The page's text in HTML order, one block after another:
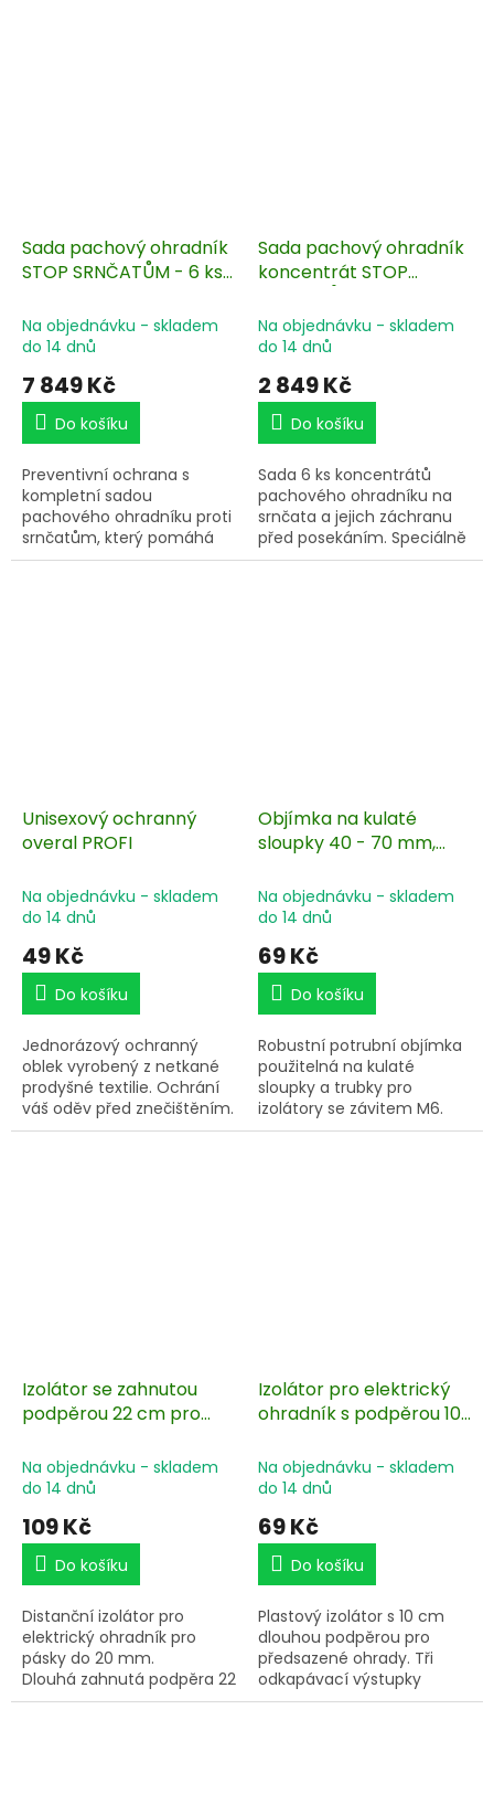
Sada pachový ohradník
STOP SRNČATŮM - 6 ks
nosičů pachového
ohradníku
Na objednávku - skladem
do 14 dnů
7 849 Kč
Do košíku
Preventivní ochrana s
kompletní sadou
pachového ohradníku proti
srnčatům, který pomáhá
zabránit kladení srnčat do
Sada pachový ohradník
koncentrát STOP
Na objednávku - skladem
do 14 dnů
2 849 Kč
Do košíku
Sada 6 ks koncentrátů
pachového ohradníku na
srnčata a jejich záchranu
před posekáním. Speciálně
vyvinutá pachová látka
Unisexový ochranný
overal PROFI
Na objednávku - skladem
do 14 dnů
49 Kč
Do košíku
Jednorázový ochranný
oblek vyrobený z netkané
prodyšné textilie. Ochrání
váš oděv před znečištěním.
Ochranná pomůcka při
Objímka na kulaté
sloupky 40 - 70 mm,
Na objednávku - skladem
do 14 dnů
69 Kč
Do košíku
Robustní potrubní objímka
použitelná na kulaté
sloupky a trubky pro
izolátory se závitem M6.
Slouží k upevnění izolátorů
Izolátor se zahnutou
podpěrou 22 cm pro
ks
Na objednávku - skladem
do 14 dnů
109 Kč
Do košíku
Distanční izolátor pro
elektrický ohradník pro
pásky do 20 mm.
Dlouhá zahnutá podpěra 22
cm s vrutem. Balení po 10
Izolátor pro elektrický
ohradník s podpěrou 10
mm - 10 ks
Na objednávku - skladem
do 14 dnů
69 Kč
Do košíku
Plastový izolátor s 10 cm
dlouhou podpěrou pro
předsazené ohrady. Tři
odkapávací výstupky
zaručují odolnost proti